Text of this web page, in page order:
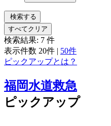
検索する
すべてクリア
検索結果: 7 件
表示件数 20件 | 50件
ピックアップとは？
福岡水道救急
ピックアップ